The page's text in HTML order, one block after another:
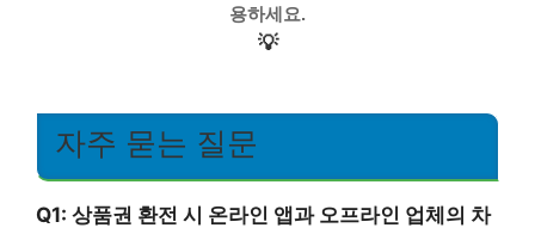
용하세요.
💡
자주 묻는 질문
Q1: 상품권 환전 시 온라인 앱과 오프라인 업체의 차